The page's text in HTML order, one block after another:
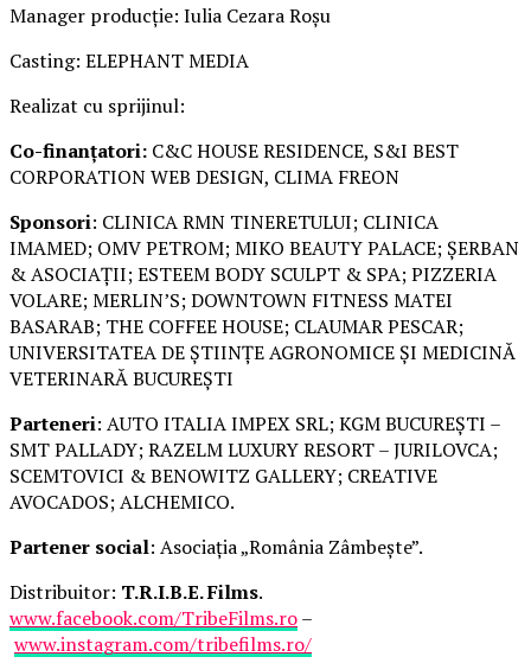
Manager producție: Iulia Cezara Roșu
Casting: ELEPHANT MEDIA
Realizat cu sprijinul:
Co-finanțatori: C&C HOUSE RESIDENCE, S&I BEST
CORPORATION WEB DESIGN, CLIMA FREON
Sponsori: CLINICA RMN TINERETULUI; CLINICA
IMAMED; OMV PETROM; MIKO BEAUTY PALACE; ȘERBAN
& ASOCIAȚII; ESTEEM BODY SCULPT & SPA; PIZZERIA
VOLARE; MERLIN’S; DOWNTOWN FITNESS MATEI
BASARAB; THE COFFEE HOUSE; CLAUMAR PESCAR;
UNIVERSITATEA DE ȘTIINȚE AGRONOMICE ȘI MEDICINĂ
VETERINARĂ BUCUREȘTI
Parteneri: AUTO ITALIA IMPEX SRL; KGM BUCUREȘTI –
SMT PALLADY; RAZELM LUXURY RESORT – JURILOVCA;
SCEMTOVICI & BENOWITZ GALLERY; CREATIVE
AVOCADOS; ALCHEMICO.
Partener social: Asociația „România Zâmbește”.
Distribuitor: T.R.I.B.E. Films.
www.facebook.com/TribeFilms.ro–
www.instagram.com/tribefilms.ro/